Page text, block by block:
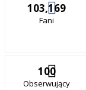
103,169
Fani
100
Obserwujący